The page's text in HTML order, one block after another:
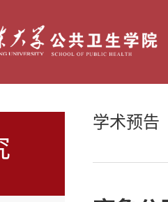
学术预告